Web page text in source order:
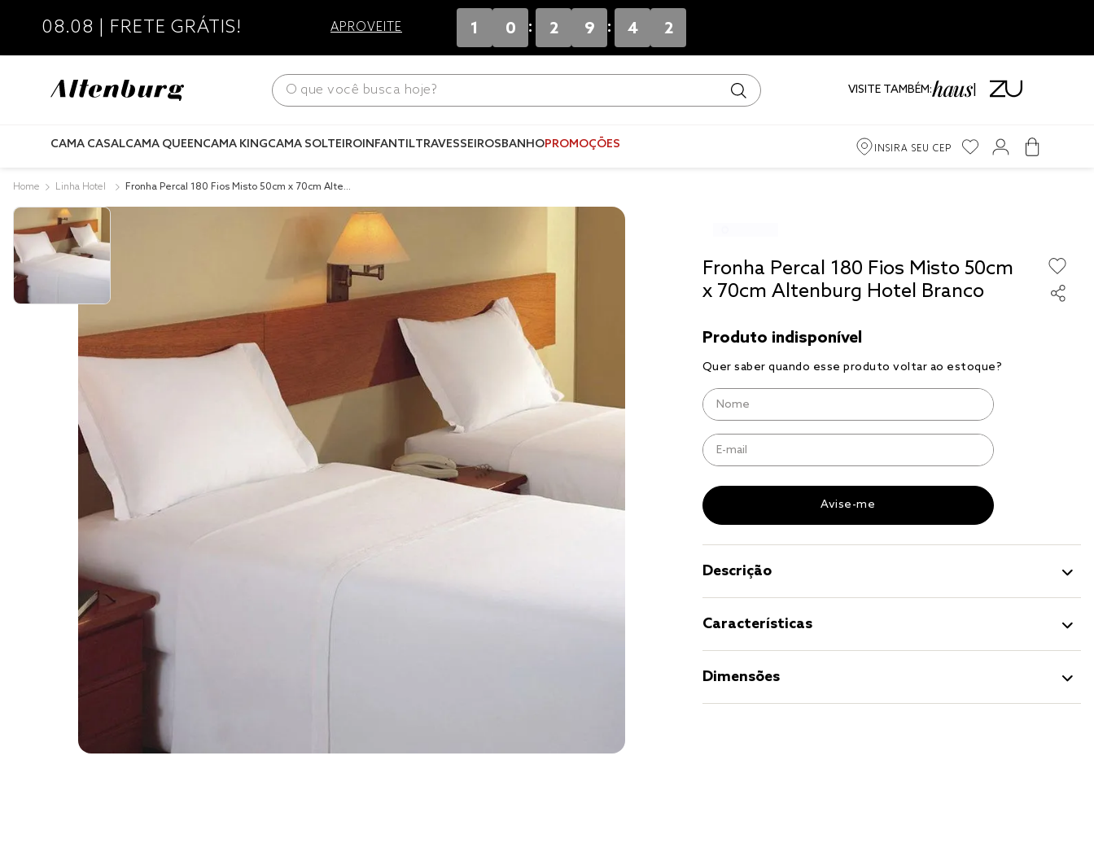
08.08 | FRETE GRÁTIS! APROVEITE 1 0 : 2 9 : 4 1
O que você busca hoje?
VISITE TAMBÉM:
CAMA CASALCAMA QUEENCAMA KINGCAMA SOLTEIROINFANTILTRAVESSEIROSBANHOPROMOÇÕES INSIRA SEU CEP
Linha Hotel
Fronha Percal 180 Fios Misto 50cm x 70cm Alten
Fronha Percal 180 Fios Misto 50cm
x 70cm Altenburg Hotel Branco
Descrição
Características
Dimensões
travesseiro
tencel
cobre leito
cobertor
jogo cama
casal